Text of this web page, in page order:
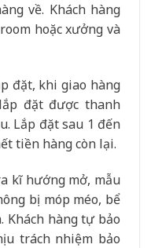
về. Khách hàng
hoặc xưởng và
đặt, khi giao hàng
đặt được thanh
Lắp đặt sau 1 đến
tiền hàng còn lại.
kĩ hướng mở, mẫu
bị móp méo, bể
hàng tự bảo
trách nhiệm bảo